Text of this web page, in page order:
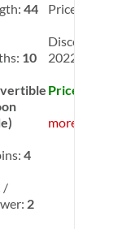
44
10
4
/
2
Price:
Discount
2022: -10.00%
Price:
more info